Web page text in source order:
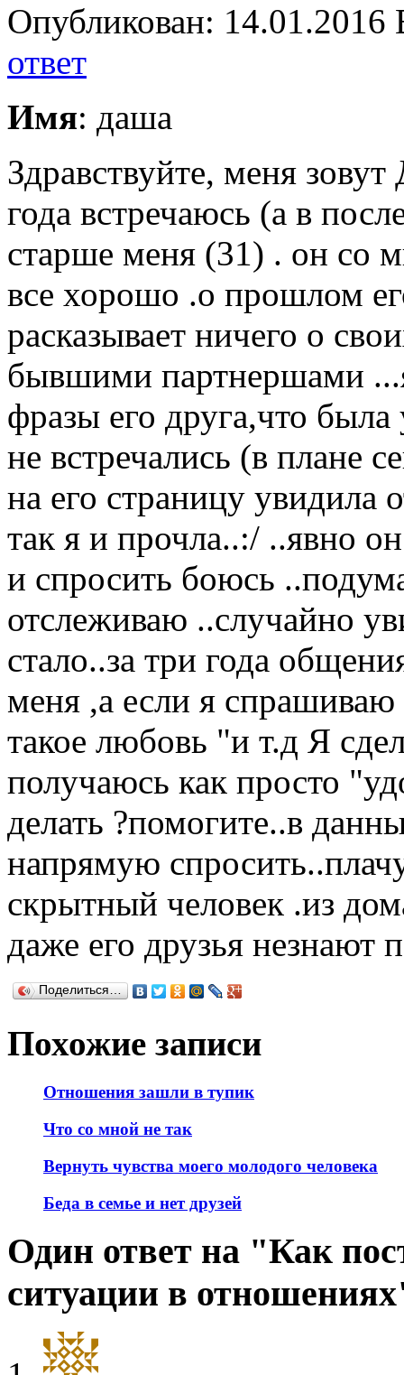
Опубликован:
ответ
Имя: даша
Здравствуйте, меня
года встречаюсь (а в
старше меня (31) . он со
все хорошо .о прошлом
расказывает ничего о
бывшими партнершами
фразы его друга,что
не встречались (в плане
на его страницу увидила
так я и прочла..:/ ..явно
и спросить боюсь
отслеживаю ..случайно
стало..за три года
меня ,а если я
такое любовь "и т.д Я
получаюсь как просто
делать ?помогите..в
напрямую
скрытный человек .из
даже его друзья незнают
Поделиться…
Похожие записи
Отношения зашли в тупик
Что со мной не так
Вернуть чувства моего молодого человека
Беда в семье и нет друзей
Один ответ на "Как
ситуации в